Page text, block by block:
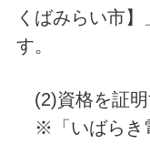
くばみらい市
す。
(2)資格を証明
※「いばらき